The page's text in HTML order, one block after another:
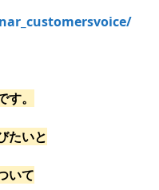
。
たいと
いて